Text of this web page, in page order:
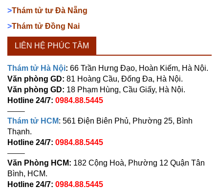
>Thám tử tư Đà Nẵng
>Thám tử Đồng Nai
LIÊN HỆ PHÚC TÂM
Thám tử Hà Nội: 66 Trần Hưng Đạo, Hoàn Kiếm, Hà Nội.
Văn phòng GD: 81 Hoàng Cầu, Đống Đa, Hà Nội.
Văn phòng GD: 18 Phạm Hùng, Cầu Giấy, Hà Nội.
Hotline 24/7: 0984.88.5445
——–
Thám tử HCM: 561 Điện Biên Phủ, Phường 25, Bình
Thạnh.
Hotline 24/7: 0984.88.5445
——–
Văn Phòng HCM: 182 Cộng Hoà, Phường 12 Quận Tân
Bình, HCM.
Hotline 24/7: 0984.88.5445